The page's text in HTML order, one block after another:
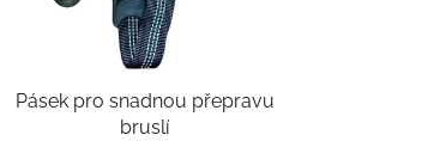
Pásek pro snadnou přepravu
bruslí